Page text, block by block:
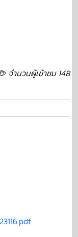
จำนวนผู้เข้าชม 148